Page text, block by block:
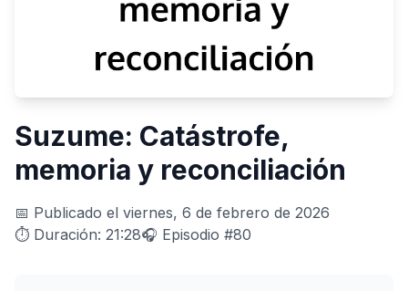
Suzume: Catástrofe,
memoria y reconciliación
📅 Publicado el viernes, 6 de febrero de 2026
⏱️ Duración: 21:28🎧 Episodio #80